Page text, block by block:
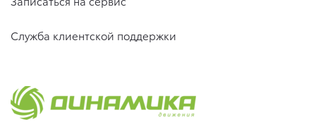
Служба клиентской поддержки